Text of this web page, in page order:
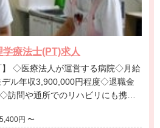
療法士(PT)求人
給
ル年収3,900,000円程度◇退職金
問や通所でのリハビリにも携わ
人です。
月給 235,400円 〜